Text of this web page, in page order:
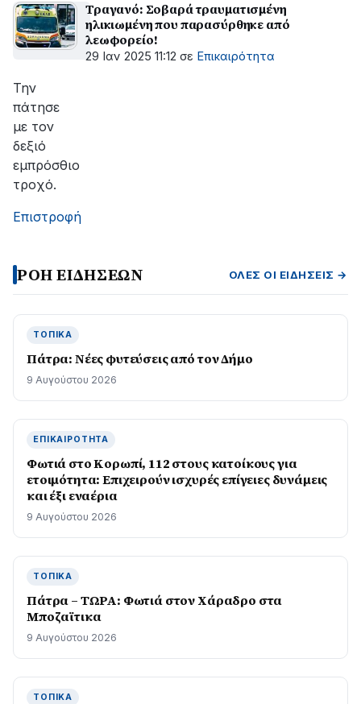
Τραγανό: Σοβαρά τραυματισμένη
ηλικιωμένη που παρασύρθηκε από
λεωφορείο!
29 Ιαν 2025 11:12 σε Επικαιρότητα
Την
πάτησε
με τον
δεξιό
εμπρόσθιο
τροχό.
Επιστροφή
ΡΟΗ ΕΙΔΗΣΕΩΝ ΌΛΕΣ ΟΙ ΕΙΔΉΣΕΙΣ →
ΤΟΠΙΚΆ
Πάτρα: Νέες φυτεύσεις από τον Δήμο
9 Αυγούστου 2026
ΕΠΙΚΑΙΡΌΤΗΤΑ
Φωτιά στο Κορωπί, 112 στους κατοίκους για
ετοιμότητα: Επιχειρούν ισχυρές επίγειες δυνάμεις
και έξι εναέρια
9 Αυγούστου 2026
ΤΟΠΙΚΆ
Πάτρα – ΤΩΡΑ: Φωτιά στον Χάραδρο στα
Μποζαϊτικα
9 Αυγούστου 2026
ΤΟΠΙΚΆ